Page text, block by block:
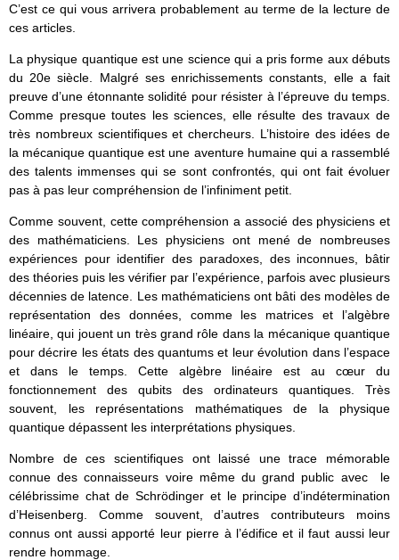
C’est ce qui vous arrivera probablement au terme de la lecture de
ces articles.
La physique quantique est une science qui a pris forme aux débuts
du 20e siècle. Malgré ses enrichissements constants, elle a fait
preuve d’une étonnante solidité pour résister à l’épreuve du temps.
Comme presque toutes les sciences, elle résulte des travaux de
très nombreux scientifiques et chercheurs. L’histoire des idées de
la mécanique quantique est une aventure humaine qui a rassemblé
des talents immenses qui se sont confrontés, qui ont fait évoluer
pas à pas leur compréhension de l’infiniment petit.
Comme souvent, cette compréhension a associé des physiciens et
des mathématiciens. Les physiciens ont mené de nombreuses
expériences pour identifier des paradoxes, des inconnues, bâtir
des théories puis les vérifier par l’expérience, parfois avec plusieurs
décennies de latence. Les mathématiciens ont bâti des modèles de
représentation des données, comme les matrices et l’algèbre
linéaire, qui jouent un très grand rôle dans la mécanique quantique
pour décrire les états des quantums et leur évolution dans l’espace
et dans le temps. Cette algèbre linéaire est au cœur du
fonctionnement des qubits des ordinateurs quantiques. Très
souvent, les représentations mathématiques de la physique
quantique dépassent les interprétations physiques.
Nombre de ces scientifiques ont laissé une trace mémorable
connue des connaisseurs voire même du grand public avec le
célébrissime chat de Schrödinger et le principe d’indétermination
d’Heisenberg. Comme souvent, d’autres contributeurs moins
connus ont aussi apporté leur pierre à l’édifice et il faut aussi leur
rendre hommage.